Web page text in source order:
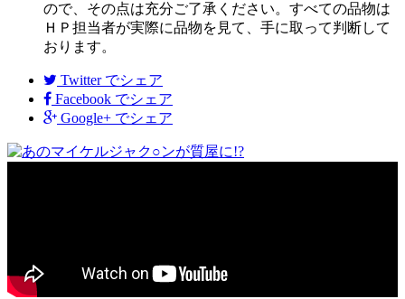
ので、その点は充分ご了承ください。すべての品物は
ＨＰ担当者が実際に品物を見て、手に取って判断して
おります。
Twitter でシェア
Facebook でシェア
Google+ でシェア